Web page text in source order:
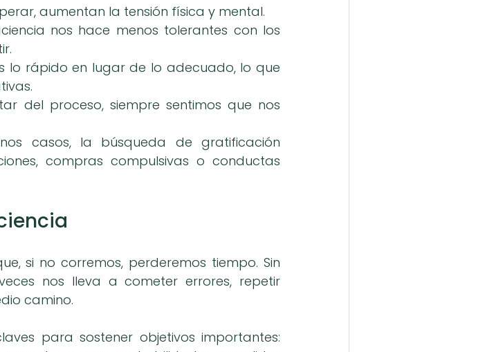
aumentan la tensión física y mental.
nos hace menos tolerantes con los
lo rápido en lugar de lo adecuado, lo que
del proceso, siempre sentimos que nos
casos, la búsqueda de gratificación
compras compulsivas o conductas
si no corremos, perderemos tiempo. Sin
nos lleva a cometer errores, repetir
camino.
para sostener objetivos importantes: